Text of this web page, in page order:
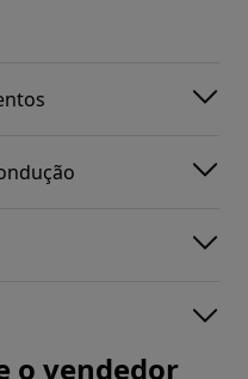
o vendedor